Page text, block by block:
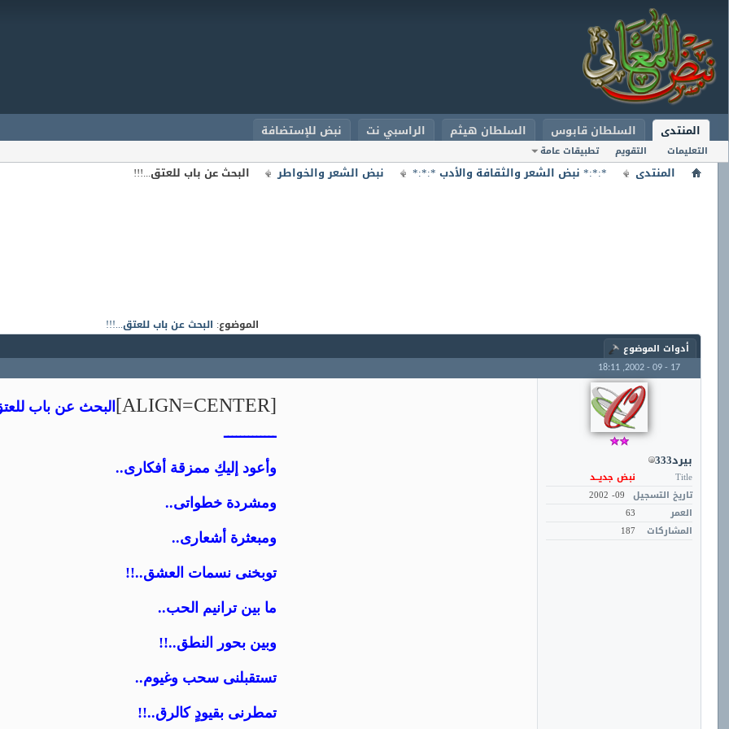
المنتدى
التعليمات التقويم تطبيقات عامة
السلطان قابوس السلطان هيثم الراسبي نت نبض للإستضافة
المنتدى *:*:* نبض الشعر والثقافة والأدب *:*:* نبض الشعر والخواطر البحث عن باب للعتق...!!!
الموضوع: البحث عن باب للعتق...!!!
أدوات الموضوع
17 - 09 - 2002,
18:11
بيرد333
Title
نبض جديــد
تاريخ التسجيل 09- 2002
العمر
63
المشاركات
187
[ALIGN=CENTER]
البحث عن باب
ـــــــــــــ
وأعود إليكِ ممزقة أفكارى..
ومشردة خطواتى..
ومبعثرة أشعارى..
توبخنى نسمات العشق..!!
ما بين ترانيم الحب..
وبين بحور النطق..!!
تستقبلنى سحب وغيوم..
تمطرنى بقيودٍ كالرق..!!